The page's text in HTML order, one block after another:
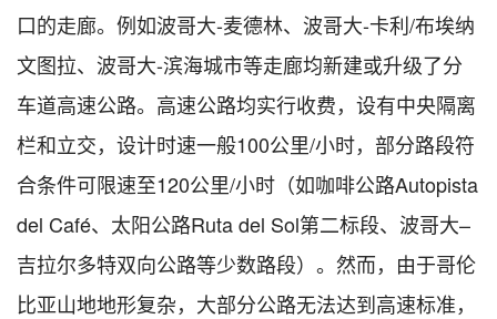
口的走廊。例如波哥大-麦德林、波哥大-卡利/布埃纳
文图拉、波哥大-滨海城市等走廊均新建或升级了分
车道高速公路。高速公路均实行收费，设有中央隔离
栏和立交，设计时速一般100公里/小时，部分路段符
合条件可限速至120公里/小时（如咖啡公路Autopista
del Café、太阳公路Ruta del Sol第二标段、波哥大–
吉拉尔多特双向公路等少数路段）。然而，由于哥伦
比亚山地地形复杂，大部分公路无法达到高速标准，